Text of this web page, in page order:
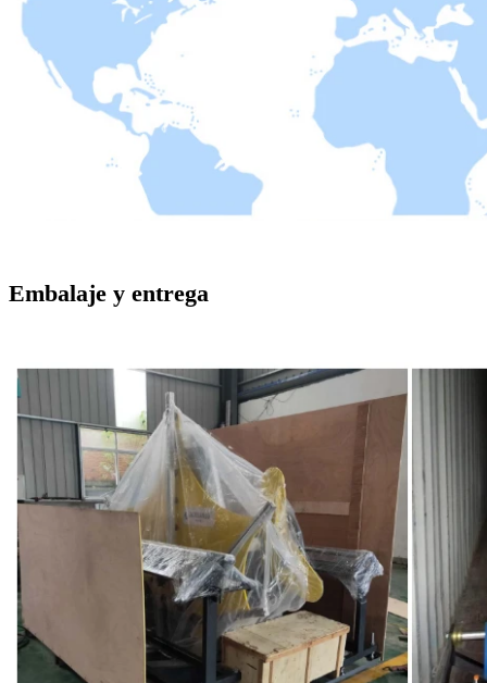
Embalaje y entrega